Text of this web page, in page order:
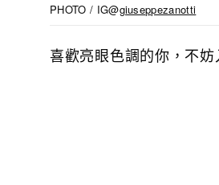
PHOTO / IG@giuseppezanotti
喜歡亮眼色調的你，不